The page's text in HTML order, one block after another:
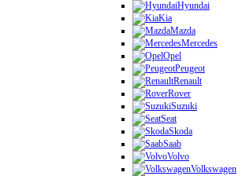
Hyundai
Kia
Mazda
Mercedes
Opel
Peugeot
Renault
Rover
Suzuki
Seat
Skoda
Saab
Volvo
Volkswagen